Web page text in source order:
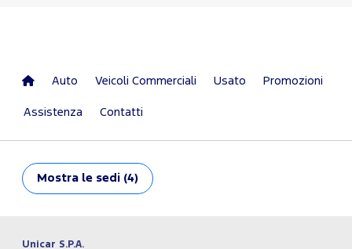
Auto Veicoli Commerciali Usato Promozioni
Assistenza Contatti
Mostra le sedi (4)
Unicar S.P.A.